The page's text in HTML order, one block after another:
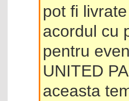
pot fi
acordul cu
pentru
UNITED
aceasta